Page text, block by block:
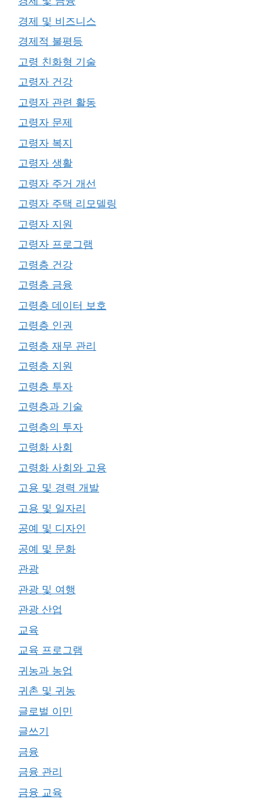
경제 및 비즈니스
경제적 불평등
고령 친화형 기술
고령자 건강
고령자 관련 활동
고령자 문제
고령자 복지
고령자 생활
고령자 주거 개선
고령자 주택 리모델링
고령자 지원
고령자 프로그램
고령층 건강
고령층 금융
고령층 데이터 보호
고령층 인권
고령층 재무 관리
고령층 지원
고령층 투자
고령층과 기술
고령층의 투자
고령화 사회
고령화 사회와 고용
고용 및 경력 개발
고용 및 일자리
공예 및 디자인
공예 및 문화
관광
관광 및 여행
관광 산업
교육
교육 프로그램
귀농과 농업
귀촌 및 귀농
글로벌 이민
글쓰기
금융
금융 관리
금융 교육